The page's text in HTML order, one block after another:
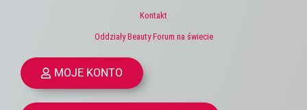
Kontakt
Oddziały Beauty Forum na świecie
MOJE KONTO